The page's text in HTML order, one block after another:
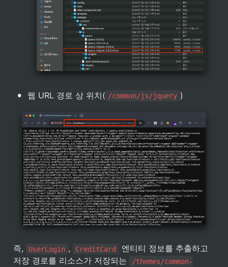
• 웹 URL 경로 상 위치( /common/js/jquery )
즉, UserLogin , CreditCard
엔티티 정보를 추출하고
저장 경로를 리소스가 저장되는
/themes/common-